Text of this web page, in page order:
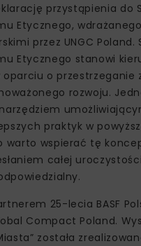
przystąpienia do
Etycznego,
przez UNGC Poland.
Etycznego stanowi
o przestrzeganie
rozwoju.
praktyk w
warto wspierać tę
całej
25-lecia BASF
Compact Poland.
została